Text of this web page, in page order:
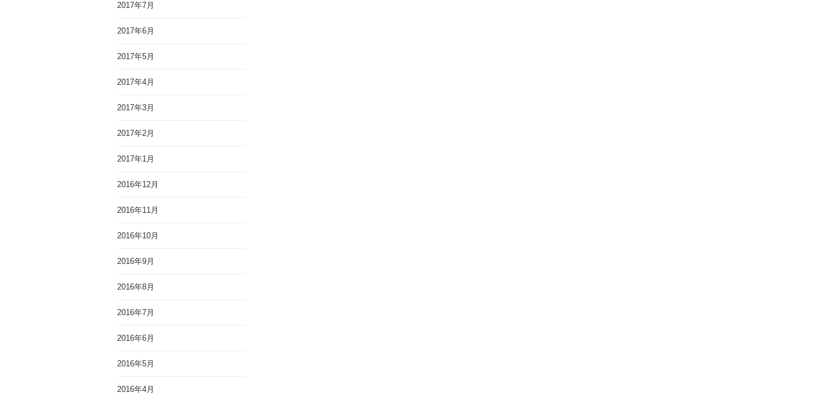
2017年7月
2017年6月
2017年5月
2017年4月
2017年3月
2017年2月
2017年1月
2016年12月
2016年11月
2016年10月
2016年9月
2016年8月
2016年7月
2016年6月
2016年5月
2016年4月